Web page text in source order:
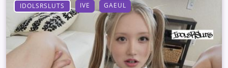
IDOLSRSLUTS IVE GAEUL